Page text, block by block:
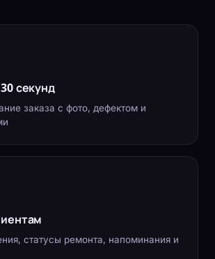
секунд
заказа с фото, дефектом и
статусы ремонта, напоминания и